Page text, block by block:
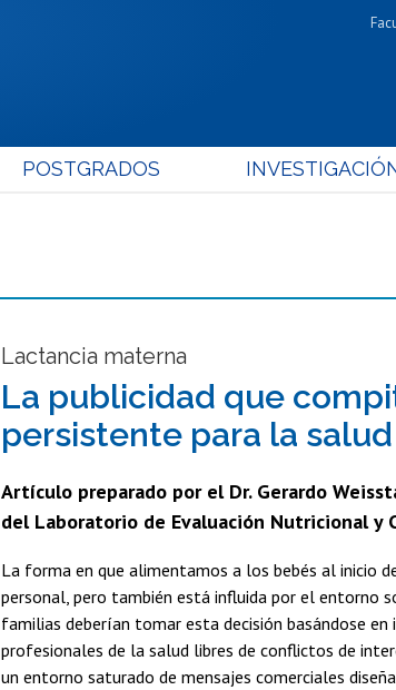
POSTGRADOS
Lactancia materna
La publicidad que
persistente para la
Artículo preparado por el Dr. Gerardo
del Laboratorio de Evaluación Nutricional y
La forma en que alimentamos a los bebés al inicio
personal, pero también está influida por el entorno
familias deberían tomar esta decisión basándose
profesionales de la salud libres de conflictos de
un entorno saturado de mensajes comerciales